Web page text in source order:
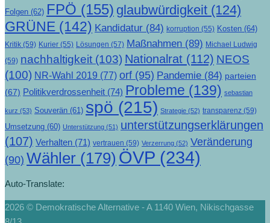
Folgen (62) FPÖ (155) glaubwürdigkeit (124)
GRÜNE (142) Kandidatur (84) korruption (55) Kosten (64)
Kritik (59) Kurier (55) Lösungen (57) Maßnahmen (89) Michael Ludwig
(59) nachhaltigkeit (103) Nationalrat (112) NEOS
(100) NR-Wahl 2019 (77) orf (95) Pandemie (84) parteien
(67) Politikverdrossenheit (74) Probleme (139) sebastian
kurz (53) Souverän (61) spö (215) Strategie (52) transparenz (59)
Umsetzung (60) Unterstützung (51) unterstützungserklärungen
(107) Verhalten (71) vertrauen (59) Verzerrung (52) Veränderung
(90) Wähler (179) ÖVP (234)
Auto-Translate:
2026 © Demokratische Alternative - A 1140 Wien, Nikischgasse